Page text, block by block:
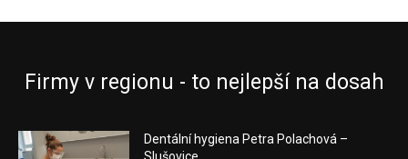
Firmy v regionu - to nejlepší na dosah
Dentální hygiena Petra Polachová –